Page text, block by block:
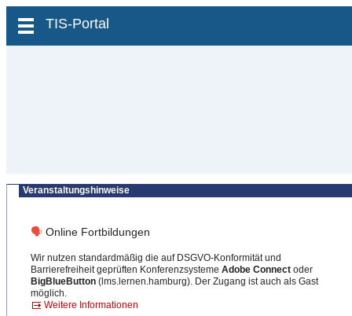
zum Inhalt wechseln
TIS-Portal
Veranstaltungshinweise
🗣 Online Fortbildungen
Wir nutzen standardmäßig die auf DSGVO-Konformität und
Barrierefreiheit geprüften Konferenzsysteme Adobe Connect oder
BigBlueButton (lms.lernen.hamburg). Der Zugang ist auch als Gast
möglich.
Weitere Informationen